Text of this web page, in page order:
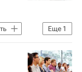
Еще 1